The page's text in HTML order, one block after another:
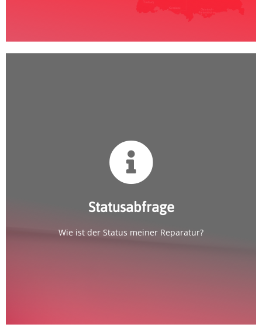
Statusabfrage
Wie ist der Status meiner Reparatur?